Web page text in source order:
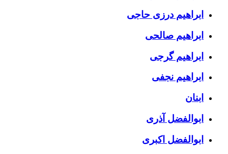
ابراهیم درزی حاجی
ابراهیم صالحی
ابراهیم گرجی
ابراهیم نجفی
ابنان
ابوالفضل آذری
ابوالفضل اکبری